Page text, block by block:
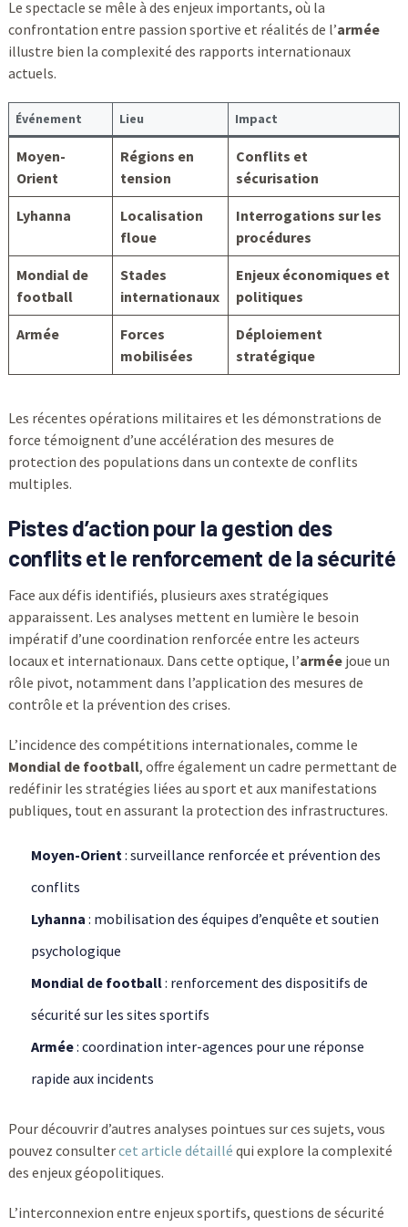
Le spectacle se mêle à des enjeux importants, où la
confrontation entre passion sportive et réalités de l’armée
illustre bien la complexité des rapports internationaux
actuels.
Événement Lieu Impact
Moyen-
Orient
Régions en
tension
Conflits et
sécurisation
Lyhanna
Localisation
floue
Interrogations sur les
procédures
Mondial de
football
Stades
internationaux
Enjeux économiques et
politiques
Armée
Forces
mobilisées
Déploiement
stratégique
Les récentes opérations militaires et les démonstrations de
force témoignent d’une accélération des mesures de
protection des populations dans un contexte de conflits
multiples.
Pistes d’action pour la gestion des
conflits et le renforcement de la sécurité
Face aux défis identifiés, plusieurs axes stratégiques
apparaissent. Les analyses mettent en lumière le besoin
impératif d’une coordination renforcée entre les acteurs
locaux et internationaux. Dans cette optique, l’arméejoue un
rôle pivot, notamment dans l’application des mesures de
contrôle et la prévention des crises.
L’incidence des compétitions internationales, comme le
Mondial de football, offre également un cadre permettant de
redéfinir les stratégies liées au sport et aux manifestations
publiques, tout en assurant la protection des infrastructures.
Moyen-Orient: surveillance renforcée et prévention des
conflits
Lyhanna : mobilisation des équipes d’enquête et soutien
psychologique
Mondial de football: renforcement des dispositifs de
sécurité sur les sites sportifs
Armée: coordination inter-agences pour une réponse
rapide aux incidents
Pour découvrir d’autres analyses pointues sur ces sujets, vous
pouvez consultercet article détaillé qui explore la complexité
des enjeux géopolitiques.
L’interconnexion entre enjeux sportifs, questions de sécurité